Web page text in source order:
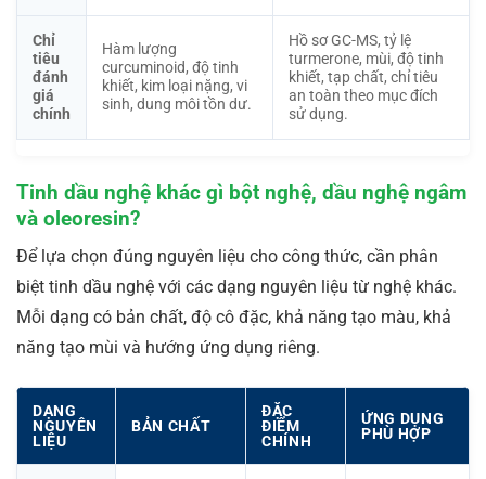
Chỉ
tiêu
đánh
giá
chính
Hàm lượng
curcuminoid, độ tinh
khiết, kim loại nặng, vi
sinh, dung môi tồn dư.
Hồ sơ GC-MS, tỷ lệ
turmerone, mùi, độ tinh
khiết, tạp chất, chỉ tiêu
an toàn theo mục đích
sử dụng.
Tinh dầu nghệ khác gì bột nghệ, dầu nghệ ngâm
và oleoresin?
Để lựa chọn đúng nguyên liệu cho công thức, cần phân
biệt tinh dầu nghệ với các dạng nguyên liệu từ nghệ khác.
Mỗi dạng có bản chất, độ cô đặc, khả năng tạo màu, khả
năng tạo mùi và hướng ứng dụng riêng.
DẠNG
NGUYÊN
LIỆU
BẢN CHẤT
ĐẶC
ĐIỂM
CHÍNH
ỨNG DỤNG
PHÙ HỢP